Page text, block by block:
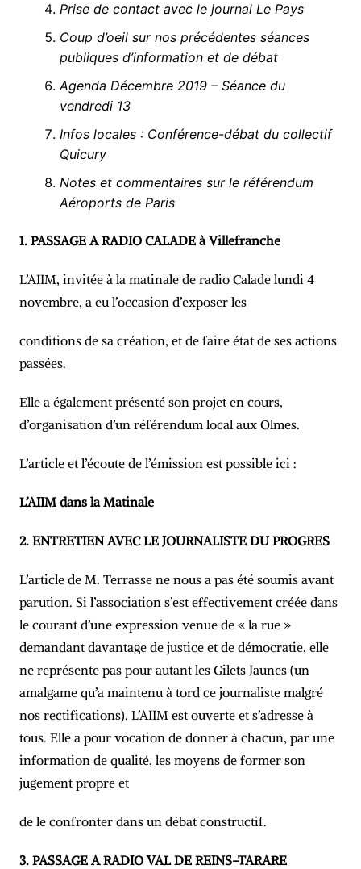
Prise de contact avec le journal Le Pays
Coup d’oeil sur nos précédentes séances
publiques d’information et de débat
Agenda Décembre 2019 – Séance du
vendredi 13
Infos locales : Conférence-débat du collectif
Quicury
Notes et commentaires sur le référendum
Aéroports de Paris
1. PASSAGE A RADIO CALADE à Villefranche
L’AIIM, invitée à la matinale de radio Calade lundi 4
novembre, a eu l’occasion d’exposer les
conditions de sa création, et de faire état de ses actions
passées.
Elle a également présenté son projet en cours,
d’organisation d’un référendum local aux Olmes.
L’article et l’écoute de l’émission est possible ici :
L’AIIM dans la Matinale
2. ENTRETIEN AVEC LE JOURNALISTE DU PROGRES
L’article de M. Terrasse ne nous a pas été soumis avant
parution. Si l’association s’est effectivement créée dans
le courant d’une expression venue de « la rue »
demandant davantage de justice et de démocratie, elle
ne représente pas pour autant les Gilets Jaunes (un
amalgame qu’a maintenu à tord ce journaliste malgré
nos rectifications). L’AIIM est ouverte et s’adresse à
tous. Elle a pour vocation de donner à chacun, par une
information de qualité, les moyens de former son
jugement propre et
de le confronter dans un débat constructif.
3. PASSAGE A RADIO VAL DE REINS-TARARE